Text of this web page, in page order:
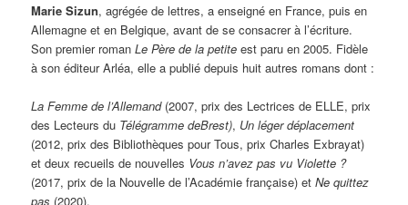
Marie Sizun, agrégée de lettres, a enseigné en France, puis en
Allemagne et en Belgique, avant de se consacrer à l’écriture.
Son premier romanLe Père de la petiteest paru en 2005. Fidèle
à son éditeur Arléa, elle a publié depuis huit autres romans dont :
La Femme de l’Allemand (2007, prix des Lectrices de ELLE, prix
des Lecteurs du Télégramme deBrest), Un léger déplacement
(2012, prix des Bibliothèques pour Tous, prix Charles Exbrayat)
et deux recueils de nouvelles Vous n’avez pas vu Violette ?
(2017, prix de la Nouvelle de l’Académie française) etNe quittez
pas (2020).